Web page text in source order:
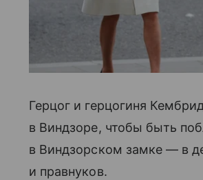
Герцог и герцогиня
в Виндзоре, чтобы быть
в Виндзорском замке — в
и правнуков.